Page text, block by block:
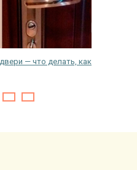
— что делать, как